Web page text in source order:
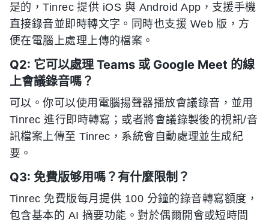
是的，Tinrec 提供 iOS 與 Android App，支援手機
直接錄音並即時轉文字。同時也支援 Web 版，方
便在電腦上處理上傳的檔案。
Q2: 它可以處理 Teams 或 Google Meet 的線
上會議錄音嗎？
可以。你可以使用電腦揚聲器播放會議錄音，並用
Tinrec 進行即時轉寫；或者將會議錄製後的視訊/音
訊檔案上傳至 Tinrec，系統會自動處理並生成紀
要。
Q3: 免費版够用嗎？有什麼限制？
Tinrec 免費版每月提供 100 分鐘的錄音轉寫額度，
包含基本的 AI 摘要功能。對於偶爾開會或短時間